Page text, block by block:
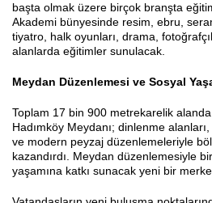
başta olmak üzere birçok branşta
Akademi bünyesinde resim, ebru,
tiyatro, halk oyunları, drama,
alanlarda eğitimler sunulacak.
Meydan Düzenlemesi ve Sosyal
Toplam 17 bin 900 metrekarelik
Hadımköy Meydanı; dinlenme
ve modern peyzaj düzenlemeleriyle
kazandırdı. Meydan düzenlemesiyle
yaşamına katkı sunacak yeni bir